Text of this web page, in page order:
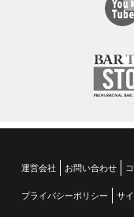
運営会社 お問い合わせ
プライバシーポリシー サ